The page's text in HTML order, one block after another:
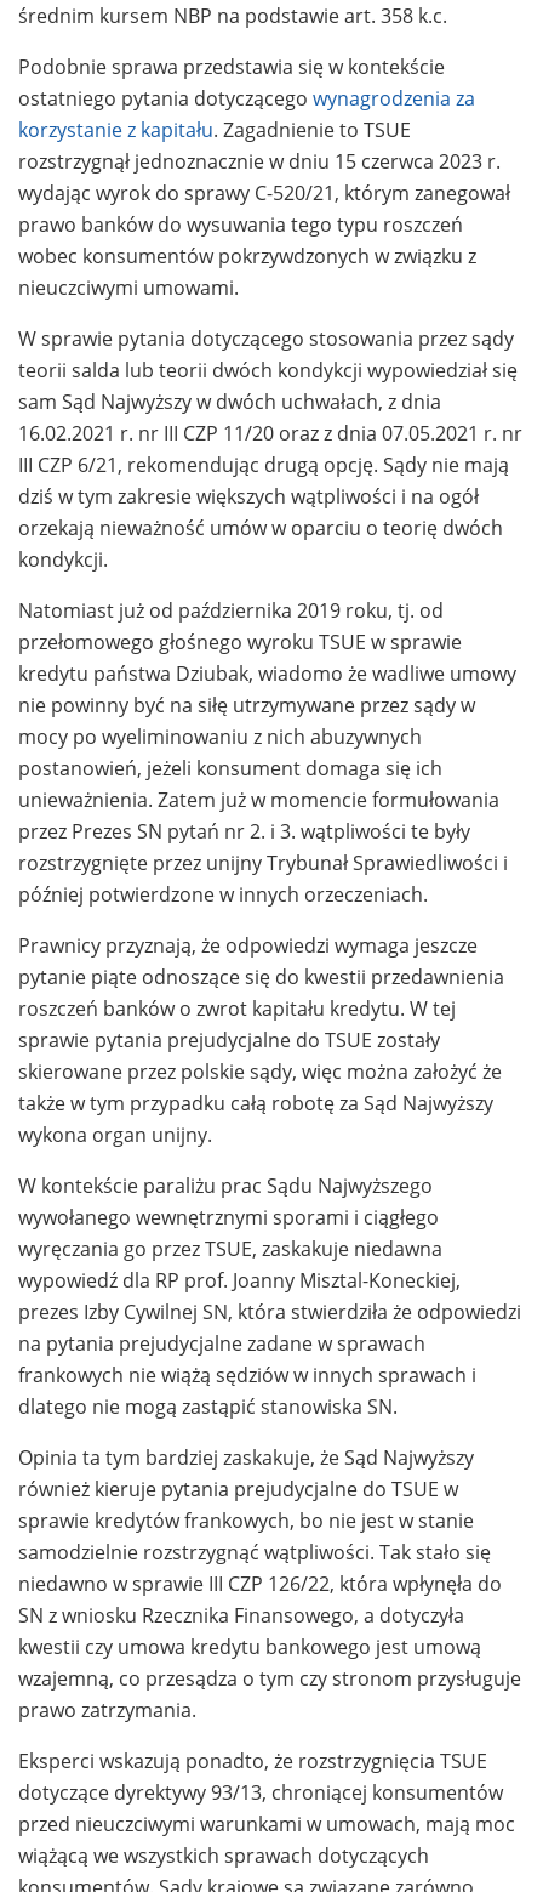
średnim kursem NBP na podstawie art. 358 k.c.
Podobnie sprawa przedstawia się w kontekście
ostatniego pytania dotyczącego wynagrodzenia za
korzystanie z kapitału. Zagadnienie to TSUE
rozstrzygnął jednoznacznie w dniu 15 czerwca 2023 r.
wydając wyrok do sprawy C-520/21, którym zanegował
prawo banków do wysuwania tego typu roszczeń
wobec konsumentów pokrzywdzonych w związku z
nieuczciwymi umowami.
W sprawie pytania dotyczącego stosowania przez sądy
teorii salda lub teorii dwóch kondykcji wypowiedział się
sam Sąd Najwyższy w dwóch uchwałach, z dnia
16.02.2021 r. nr III CZP 11/20 oraz z dnia 07.05.2021 r. nr
III CZP 6/21, rekomendując drugą opcję. Sądy nie mają
dziś w tym zakresie większych wątpliwości i na ogół
orzekają nieważność umów w oparciu o teorię dwóch
kondykcji.
Natomiast już od października 2019 roku, tj. od
przełomowego głośnego wyroku TSUE w sprawie
kredytu państwa Dziubak, wiadomo że wadliwe umowy
nie powinny być na siłę utrzymywane przez sądy w
mocy po wyeliminowaniu z nich abuzywnych
postanowień, jeżeli konsument domaga się ich
unieważnienia. Zatem już w momencie formułowania
przez Prezes SN pytań nr 2. i 3. wątpliwości te były
rozstrzygnięte przez unijny Trybunał Sprawiedliwości i
później potwierdzone w innych orzeczeniach.
Prawnicy przyznają, że odpowiedzi wymaga jeszcze
pytanie piąte odnoszące się do kwestii przedawnienia
roszczeń banków o zwrot kapitału kredytu. W tej
sprawie pytania prejudycjalne do TSUE zostały
skierowane przez polskie sądy, więc można założyć że
także w tym przypadku całą robotę za Sąd Najwyższy
wykona organ unijny.
W kontekście paraliżu prac Sądu Najwyższego
wywołanego wewnętrznymi sporami i ciągłego
wyręczania go przez TSUE, zaskakuje niedawna
wypowiedź dla RP prof. Joanny Misztal-Koneckiej,
prezes Izby Cywilnej SN, która stwierdziła że odpowiedzi
na pytania prejudycjalne zadane w sprawach
frankowych nie wiążą sędziów w innych sprawach i
dlatego nie mogą zastąpić stanowiska SN.
Opinia ta tym bardziej zaskakuje, że Sąd Najwyższy
również kieruje pytania prejudycjalne do TSUE w
sprawie kredytów frankowych, bo nie jest w stanie
samodzielnie rozstrzygnąć wątpliwości. Tak stało się
niedawno w sprawie III CZP 126/22, która wpłynęła do
SN z wniosku Rzecznika Finansowego, a dotyczyła
kwestii czy umowa kredytu bankowego jest umową
wzajemną, co przesądza o tym czy stronom przysługuje
prawo zatrzymania.
Eksperci wskazują ponadto, że rozstrzygnięcia TSUE
dotyczące dyrektywy 93/13, chroniącej konsumentów
przed nieuczciwymi warunkami w umowach, mają moc
wiążącą we wszystkich sprawach dotyczących